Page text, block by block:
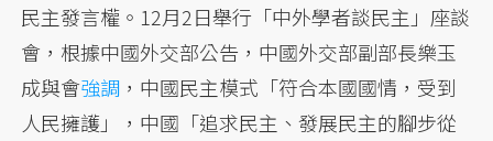
民主發言權。12月2日舉行「中外學者談民主」座談
會，根據中國外交部公告，中國外交部副部長樂玉
成與會強調 ，中國民主模式「符合本國國情，受到
人民擁護」，中國「追求民主、發展民主的腳步從